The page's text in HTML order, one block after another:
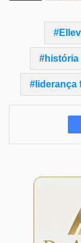
história
liderança